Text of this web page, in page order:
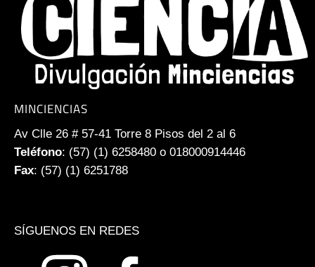
MINCIENCIAS
Av Clle 26 # 57-41 Torre 8 Pisos del 2 al 6
Teléfono: (57) (1) 6258480 o 018000914446
Fax: (57) (1) 6251788
SÍGUENOS EN REDES